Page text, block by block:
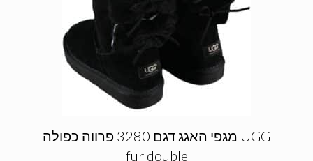
מגפי האגג דגם 3280 פרווה כפולה UGG
fur double